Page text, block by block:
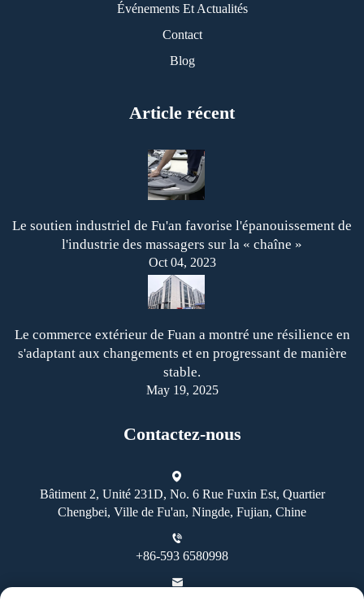
Événements Et Actualités
Contact
Blog
Article récent
Le soutien industriel de Fu'an favorise l'épanouissement de
l'industrie des massagers sur la « chaîne »
Oct 04, 2023
Le commerce extérieur de Fuan a montré une résilience en
s'adaptant aux changements et en progressant de manière
stable.
May 19, 2025
Contactez-nous
Bâtiment 2, Unité 231D, No. 6 Rue Fuxin Est, Quartier
Chengbei, Ville de Fu'an, Ningde, Fujian, Chine
+86-593 6580998